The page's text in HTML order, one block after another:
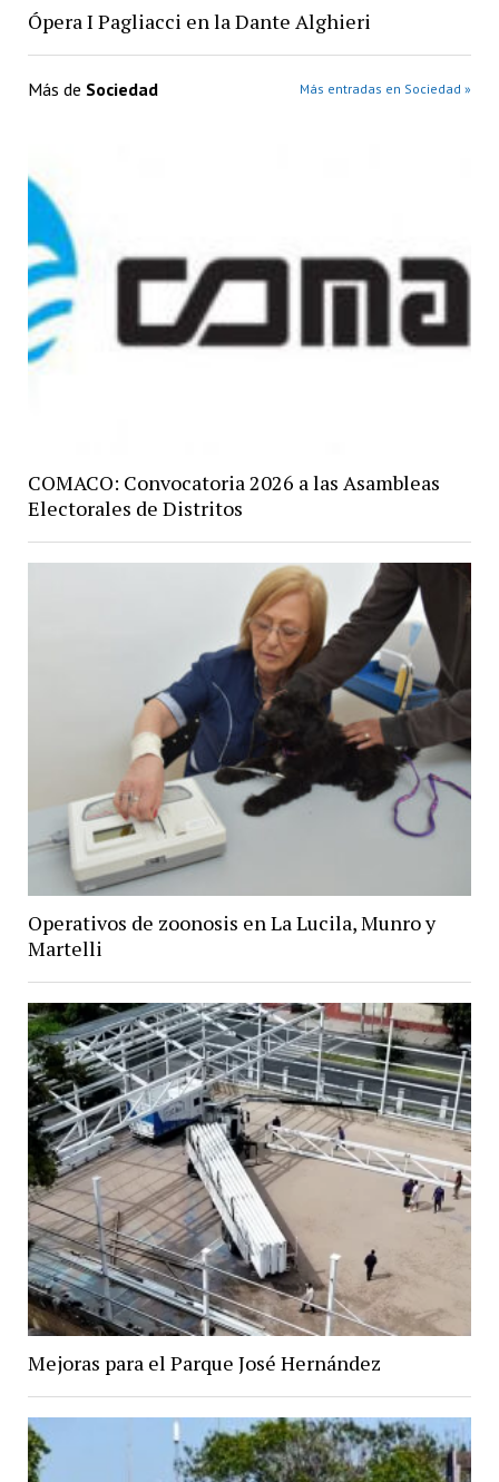
Ópera I Pagliacci en la Dante Alghieri
Más de Sociedad Más entradas en Sociedad »
COMACO: Convocatoria 2026 a las Asambleas
Electorales de Distritos
Operativos de zoonosis en La Lucila, Munro y
Martelli
Mejoras para el Parque José Hernández